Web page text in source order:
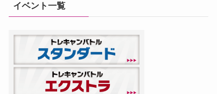
イベント一覧